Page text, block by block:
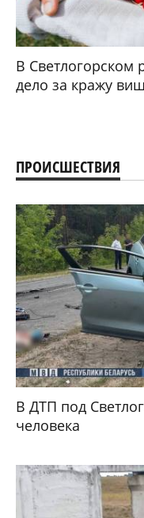
В Светлогорском
дело за кражу
ПРОИСШЕСТВИЯ
В ДТП под
человека